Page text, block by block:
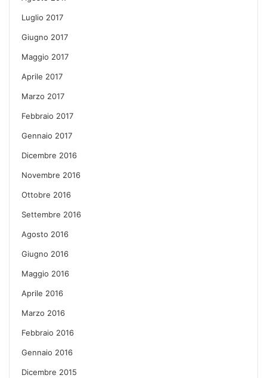
Luglio 2017
Giugno 2017
Maggio 2017
Aprile 2017
Marzo 2017
Febbraio 2017
Gennaio 2017
Dicembre 2016
Novembre 2016
Ottobre 2016
Settembre 2016
Agosto 2016
Giugno 2016
Maggio 2016
Aprile 2016
Marzo 2016
Febbraio 2016
Gennaio 2016
Dicembre 2015